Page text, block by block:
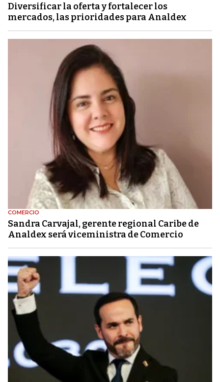
Diversificar la oferta y fortalecer los
mercados, las prioridades para Analdex
COMERCIO
Sandra Carvajal, gerente regional Caribe de
Analdex será viceministra de Comercio